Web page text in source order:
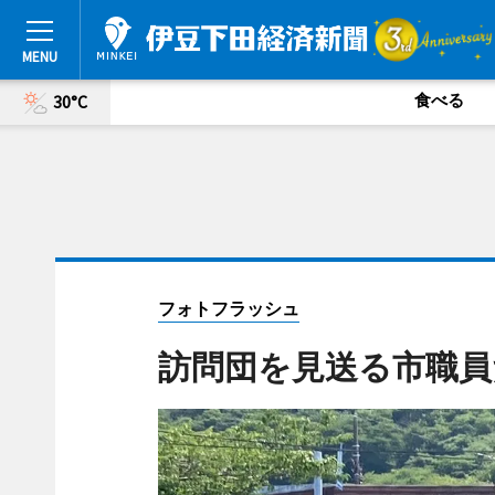
30°C 食べる
フォトフラッシュ
訪問団を見送る市職